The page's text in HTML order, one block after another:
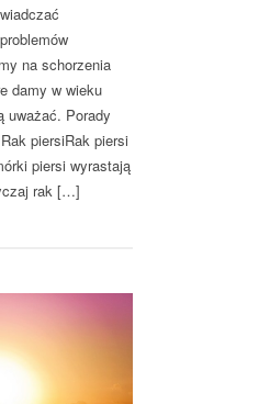
na schorzenia
damy w wieku
uważać. Porady
piersiRak piersi
piersi wyrastają
rak […]